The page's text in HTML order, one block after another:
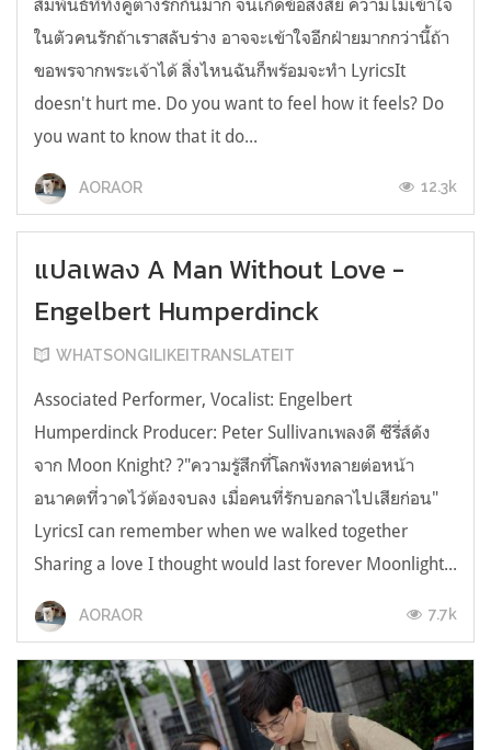
สัมพันธ์ที่ทั้งคู่ต่างรักกันมาก จนเกิดข้อสงสัย ความไม่เข้าใจ
ในตัวคนรักถ้าเราสลับร่าง อาจจะเข้าใจอีกฝ่ายมากกว่านี้ถ้า
ขอพรจากพระเจ้าได้ สิ่งไหนฉันก็พร้อมจะทำ LyricsIt
doesn't hurt me. Do you want to feel how it feels? Do
you want to know that it do...
AORAOR 12.3k
แปลเพลง A Man Without Love -
Engelbert Humperdinck
WHATSONGILIKEITRANSLATEIT
Associated Performer, Vocalist: Engelbert
Humperdinck Producer: Peter Sullivanเพลงดี ซีรี่ส์ดัง
จาก Moon Knight? ?"ความรู้สึกที่โลกพังทลายต่อหน้า
อนาคตที่วาดไว้ต้องจบลง เมื่อคนที่รักบอกลาไปเสียก่อน"
LyricsI can remember when we walked together
Sharing a love I thought would last forever Moonlight...
AORAOR 7.7k